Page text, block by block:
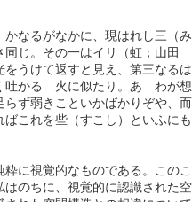
なるがなかに、現はれし三（み
じ。その一はイリ（虹；山田
うけて返すと見え、第三なるは
かるゝ火に似たり。あゝわが想
らず弱きこといかばかりぞや、而
これを些（すこし）といふにも
に視覚的なものである。このこ
のちに、視覚的に認識された空